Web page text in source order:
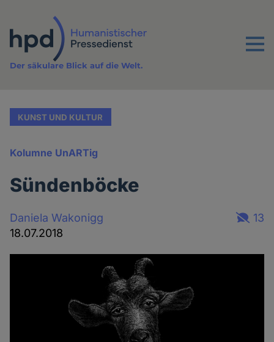
Inhalt
Menu
Der säkulare Blick auf die Welt.
KUNST UND KULTUR
Kolumne UnARTig
Sündenböcke
Daniela Wakonigg
18.07.2018
13